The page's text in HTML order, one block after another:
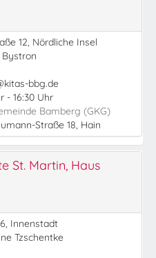
12, Nördliche Insel
bbg.de
- 16:30 Uhr
Bamberg (GKG)
Straße 18, Hain
St. Martin, Haus
Innenstadt
Tzschentke